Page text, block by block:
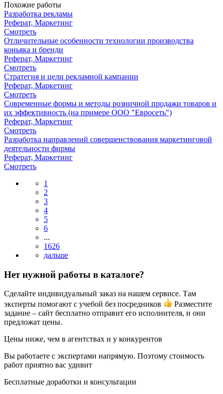
Похожие работы
Разработка рекламы
Реферат, Маркетинг
Смотреть
Отличительные особенности технологии производства
коньяка и бренди
Реферат, Маркетинг
Смотреть
Стратегия и цели рекламной кампании
Реферат, Маркетинг
Смотреть
Современные формы и методы розничной продажи товаров и
их эффективность (на примере ООО "Евросеть")
Реферат, Маркетинг
Смотреть
Разработка направлений совершенствования маркетинговой
деятельности фирмы
Реферат, Маркетинг
Смотреть
1
2
3
4
5
6
...
1626
Нет нужной работы в каталоге?
Сделайте индивидуальный заказ на нашем сервисе. Там
эксперты помогают с учебой без посредников
Разместите
задание – сайт бесплатно отправит его исполнителя, и они
предложат цены.
Цены ниже, чем в агентствах и у конкурентов
Вы работаете с экспертами напрямую. Поэтому стоимость
работ приятно вас удивит
Бесплатные доработки и консультации